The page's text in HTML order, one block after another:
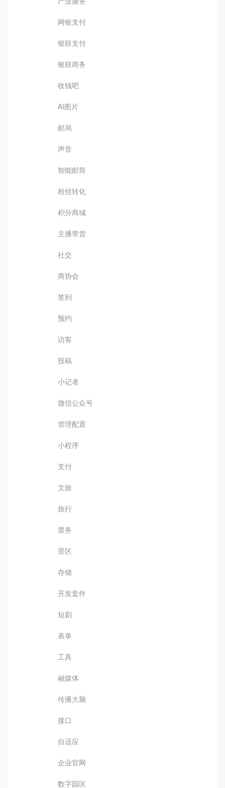
网银支付
银联支付
银联商务
收钱吧
AI图片
邮局
声音
智能邮筒
粉丝转化
积分商城
主播带货
社交
商协会
签到
预约
访客
投稿
小记者
微信公众号
管理配置
小程序
支付
文旅
旅行
票务
景区
存储
开发套件
短剧
表单
工具
融媒体
传播大脑
接口
自适应
企业官网
数字园区